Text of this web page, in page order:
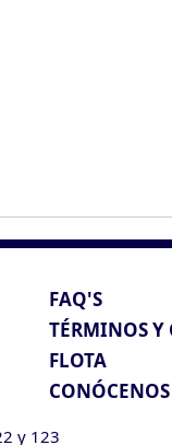
FAQ'S
TÉRMINOS
FLOTA
CONÓCENOS
y 123